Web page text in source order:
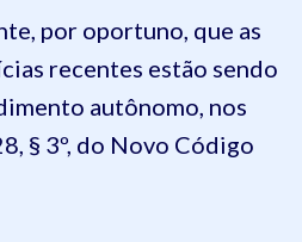
por oportuno, que as
recentes estão sendo
autônomo, nos
§ 3º, do Novo Código